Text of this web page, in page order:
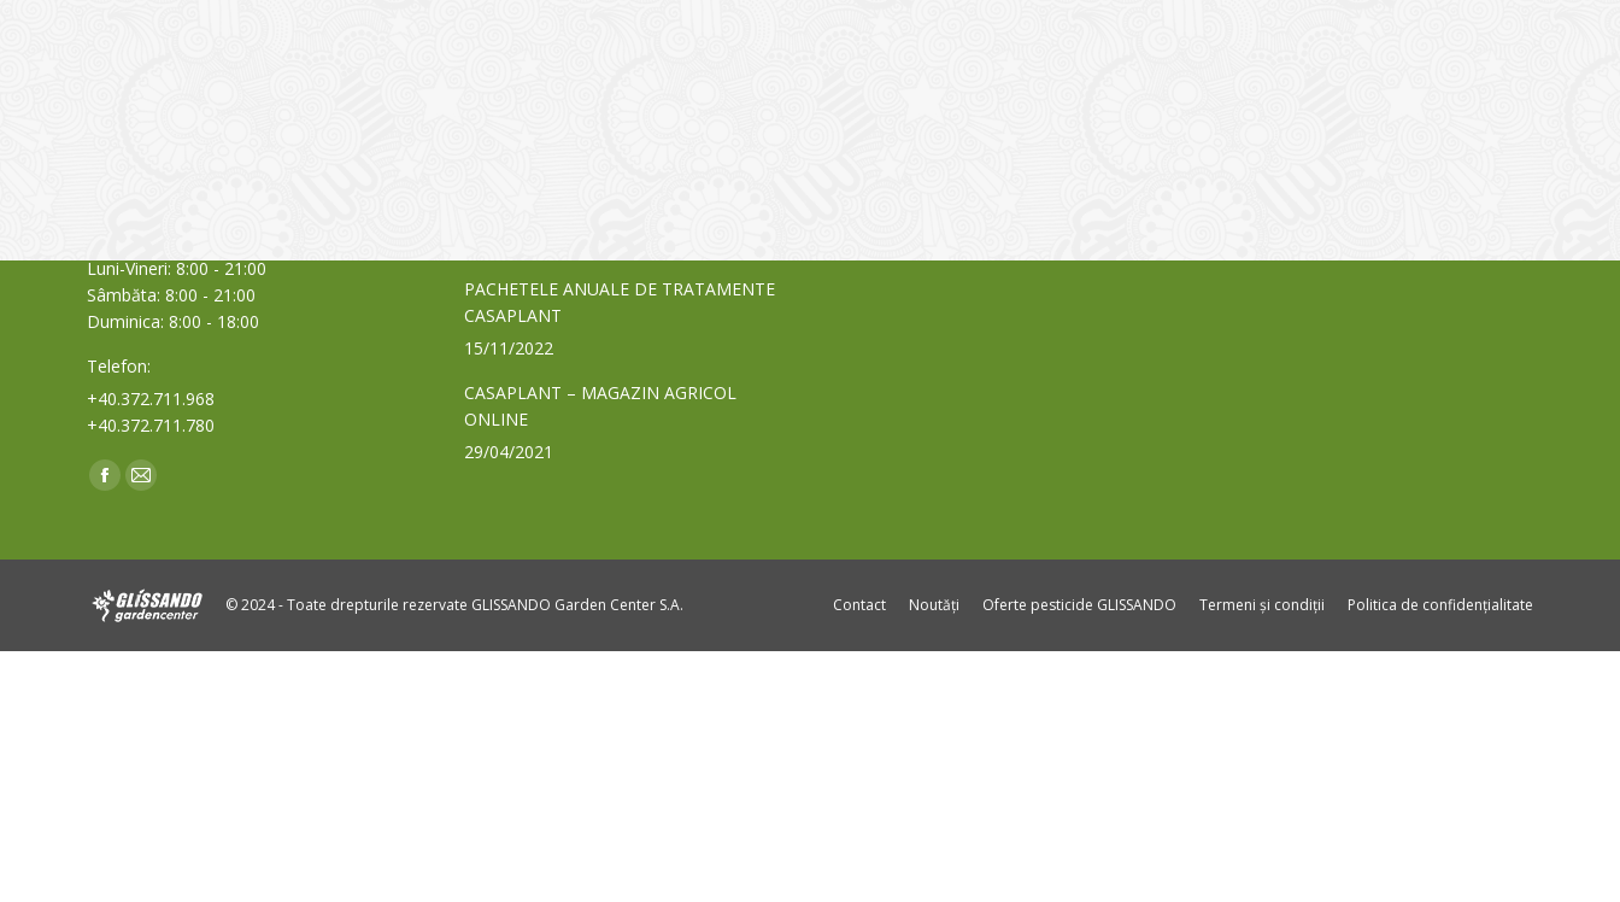
Luni-Vineri: 8:00 - 21:00
Sâmbăta: 8:00 - 21:00
Duminica: 8:00 - 18:00
Telefon:
+40.372.711.968
+40.372.711.780
Find us on:
Facebook
new
Mail
new
PACHETELE ANUALE DE TRATAMENTE
CASAPLANT
15/11/2022
CASAPLANT – MAGAZIN AGRICOL
ONLINE
29/04/2021
© 2024 - Toate drepturile rezervate GLISSANDO Garden Center S.A. Contact Noutăți Oferte pesticide GLISSANDO Termeni și condiții Politica de confidențialitate